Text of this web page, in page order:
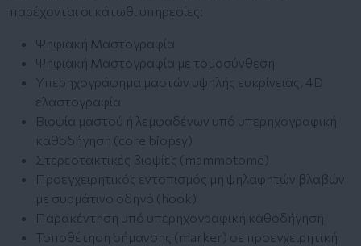
παρέχονται οι κάτωθι υπηρεσίες:
Ψηφιακή Μαστογραφία
Ψηφιακή Μαστογραφία με τομοσύνθεση
Υπερηχογράφημα μαστών υψηλής ευκρίνειας, 4D
ελαστογραφία
Βιοψία μαστού ή λεμφαδένων υπό υπερηχογραφική
καθοδήγηση (core biopsy)
Στερεοτακτικές βιοψίες (mammotome)
Προεγχειρητικός εντοπισμός μη ψηλαφητών βλαβών
με συρμάτινο οδηγό (hook)
Παρακέντηση υπό υπερηχογραφική καθοδήγηση
Τοποθέτηση σήμανσης (marker) σε προεγχειρητική